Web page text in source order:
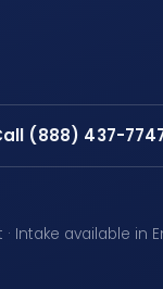
(888) 437-
Intake available in